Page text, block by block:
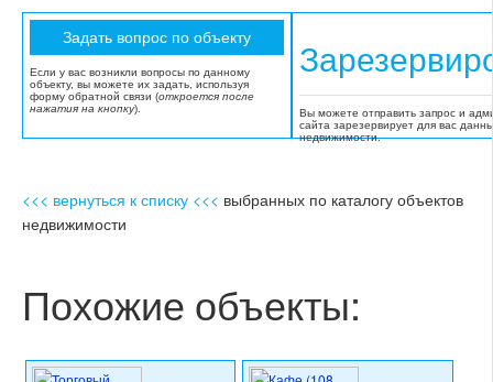
Если у вас возникли вопросы по данному
объекту, вы можете их задать, используя
форму обратной связи (откроется после
нажатия на кнопку).
Вы можете отправить запрос и
сайта зарезервирует для вас
недвижимости.
<<< вернуться к списку <<< выбранных по каталогу объектов
недвижимости
Похожие объекты: